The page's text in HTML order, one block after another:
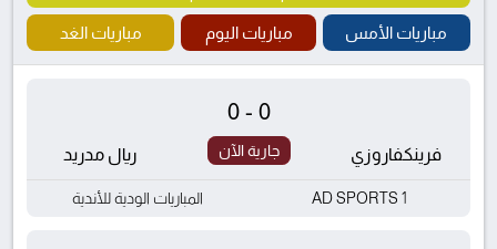
مباريات الأمس مباريات اليوم مباريات الغد
فرينكفاروزي
0-0
جارية الآن ريال مدريد
AD SPORTS 1 المباريات الودية للأندية